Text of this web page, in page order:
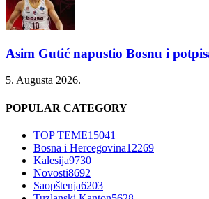
Asim Gutić napustio Bosnu i
5. Augusta 2026.
POPULAR CATEGORY
TOP TEME15041
Bosna i Hercegovina12269
Kalesija9730
Novosti8692
Saopštenja6203